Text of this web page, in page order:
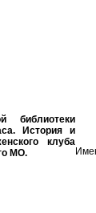
библиотеки
История и
клуба
МО.